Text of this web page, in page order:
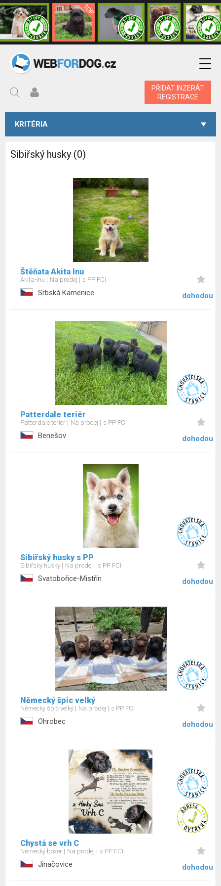
PŘIDAT INZERÁT
REGISTRACE
KRITÉRIA
Sibiřský husky (0)
Štěňata Akita Inu
Akita-inu Na prodej s PP FCI
Srbská Kamenice dohodou
Patterdale teriér
Patterdale teriér Na prodej s PP FCI
Benešov dohodou
Sibiřský husky s PP
Sibiřský husky Na prodej s PP FCI
Svatobořice-Mistřín dohodou
Německý špic velký
Německý špic velký Na prodej s PP FCI
Ohrobec dohodou
Chystá se vrh C
Německý boxer Na prodej s PP FCI
Jinačovice dohodou